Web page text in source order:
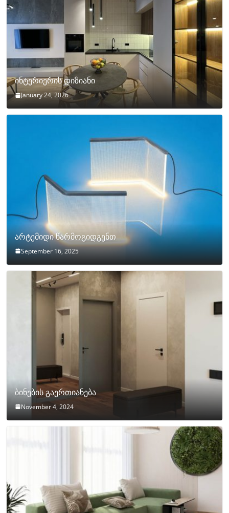
ინტერიერის დიზიანი
January 24, 2026
არტემიდი წარმოგიდგენთ
September 16, 2025
ბინების გაერთიანება
November 4, 2024